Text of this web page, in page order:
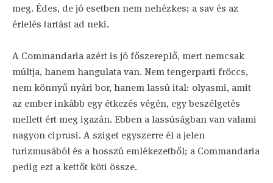
meg. Édes, de jó esetben nem nehézkes; a sav és az
érlelés tartást ad neki.
A Commandaria azért is jó főszereplő, mert nemcsak
múltja, hanem hangulata van. Nem tengerparti fröccs,
nem könnyű nyári bor, hanem lassú ital: olyasmi, amit
az ember inkább egy étkezés végén, egy beszélgetés
mellett ért meg igazán. Ebben a lassúságban van valami
nagyon ciprusi. A sziget egyszerre él a jelen
turizmusából és a hosszú emlékezetből; a Commandaria
pedig ezt a kettőt köti össze.